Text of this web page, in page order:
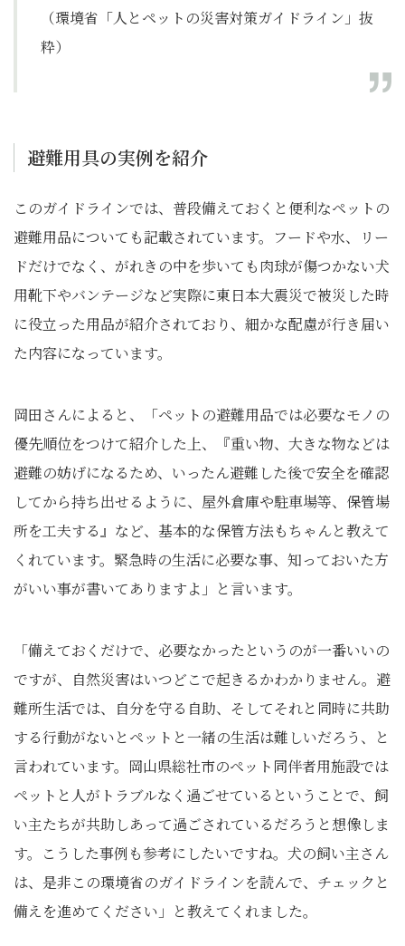
（環境省「人とペットの災害対策ガイドライン」抜
粋）
避難用具の実例を紹介
このガイドラインでは、普段備えておくと便利なペットの
避難用品についても記載されています。フードや水、リー
ドだけでなく、がれきの中を歩いても肉球が傷つかない犬
用靴下やバンテージなど実際に東日本大震災で被災した時
に役立った用品が紹介されており、細かな配慮が行き届い
た内容になっています。
岡田さんによると、「ペットの避難用品では必要なモノの
優先順位をつけて紹介した上、『重い物、大きな物などは
避難の妨げになるため、いったん避難した後で安全を確認
してから持ち出せるように、屋外倉庫や駐車場等、保管場
所を工夫する』など、基本的な保管方法もちゃんと教えて
くれています。緊急時の生活に必要な事、知っておいた方
がいい事が書いてありますよ」と言います。
「備えておくだけで、必要なかったというのが一番いいの
ですが、自然災害はいつどこで起きるかわかりません。避
難所生活では、自分を守る自助、そしてそれと同時に共助
する行動がないとペットと一緒の生活は難しいだろう、と
言われています。岡山県総社市のペット同伴者用施設では
ペットと人がトラブルなく過ごせているということで、飼
い主たちが共助しあって過ごされているだろうと想像しま
す。こうした事例も参考にしたいですね。犬の飼い主さん
は、是非この環境省のガイドラインを読んで、チェックと
備えを進めてください」と教えてくれました。